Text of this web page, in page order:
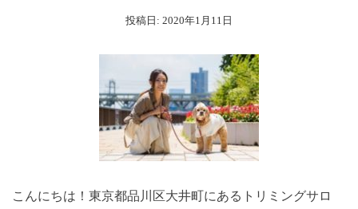
投稿日: 2020年1月11日
こんにちは！東京都品川区大井町にあるトリミングサロ